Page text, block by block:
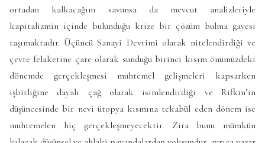
ortadan kalkacağını savunsa da mevcut analizleriyle
kapitalizmin içinde bulunduğu krize bir çözüm bulma gayesi
taşımaktadır. Üçüncü Sanayi Devrimi olarak nitelendirdiği ve
çevre felaketine çare olarak sunduğu birinci kısım önümüzdeki
dönemde gerçekleşmesi muhtemel gelişmeleri kapsarken
işbirliğine dayalı çağ olarak isimlendirdiği ve Rifkin’in
düşüncesinde bir nevi ütopya kısmına tekabül eden dönem ise
muhtemelen hiç gerçekleşmeyecektir. Zira bunu mümkün